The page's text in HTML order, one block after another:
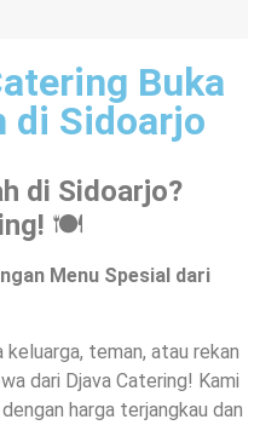
Buka
di Sidoarjo
di Sidoarjo?
🍽️
Menu Spesial dari
teman, atau rekan
dari Djava Catering! Kami
dengan harga terjangkau dan